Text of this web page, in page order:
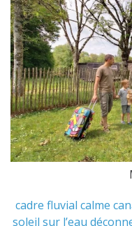
cadre fluvial calme
soleil sur l’eau